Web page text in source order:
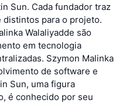
Sun. Cada fundador traz
para o projeto.
Walaliyadde são
em tecnologia
Szymon Malinka
de software e
Sun, uma figura
é conhecido por seu